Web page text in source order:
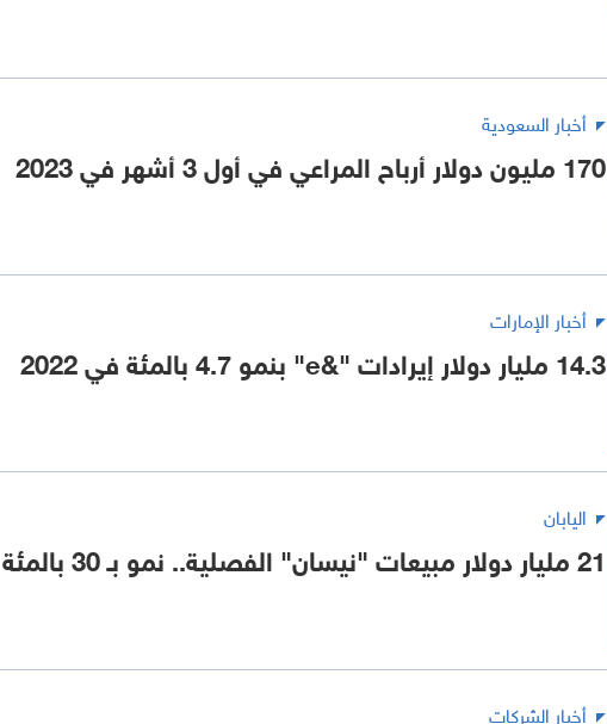
أخبار السعودية
170 مليون دولار أرباح المراعي في أول 3 أشهر في 2023
أخبار الإمارات
14.3 مليار دولار إيرادات "&e" بنمو 4.7 بالمئة في 2022
اليابان
21 مليار دولار مبيعات "نيسان" الفصلية.. نمو بـ 30 بالمئة
أخبار الشركات